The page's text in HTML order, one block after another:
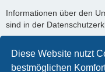
Diese Website nutzt
bestmöglichen
Informationen über den
sind in der